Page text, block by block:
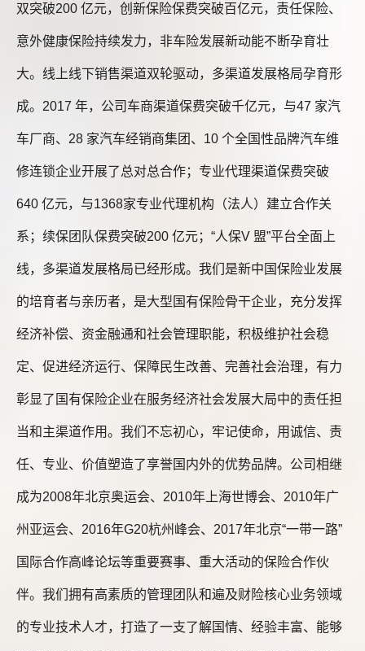
双突破200 亿元，创新保险保费突破百亿元，责任保险、
意外健康保险持续发力，非车险发展新动能不断孕育壮
大。线上线下销售渠道双轮驱动，多渠道发展格局孕育形
成。2017 年，公司车商渠道保费突破千亿元，与47 家汽
车厂商、28 家汽车经销商集团、10 个全国性品牌汽车维
修连锁企业开展了总对总合作；专业代理渠道保费突破
640 亿元，与1368家专业代理机构（法人）建立合作关
系；续保团队保费突破200 亿元；“人保V 盟”平台全面上
线，多渠道发展格局已经形成。我们是新中国保险业发展
的培育者与亲历者，是大型国有保险骨干企业，充分发挥
经济补偿、资金融通和社会管理职能，积极维护社会稳
定、促进经济运行、保障民生改善、完善社会治理，有力
彰显了国有保险企业在服务经济社会发展大局中的责任担
当和主渠道作用。我们不忘初心，牢记使命，用诚信、责
任、专业、价值塑造了享誉国内外的优势品牌。公司相继
成为2008年北京奥运会、2010年上海世博会、2010年广
州亚运会、2016年G20杭州峰会、2017年北京“一带一路”
国际合作高峰论坛等重要赛事、重大活动的保险合作伙
伴。我们拥有高素质的管理团队和遍及财险核心业务领域
的专业技术人才，打造了一支了解国情、经验丰富、能够